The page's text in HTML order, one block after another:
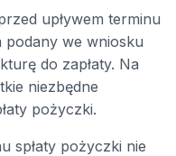
upływem terminu
podany we wniosku
do zapłaty. Na
niezbędne
pożyczki.
spłaty pożyczki nie